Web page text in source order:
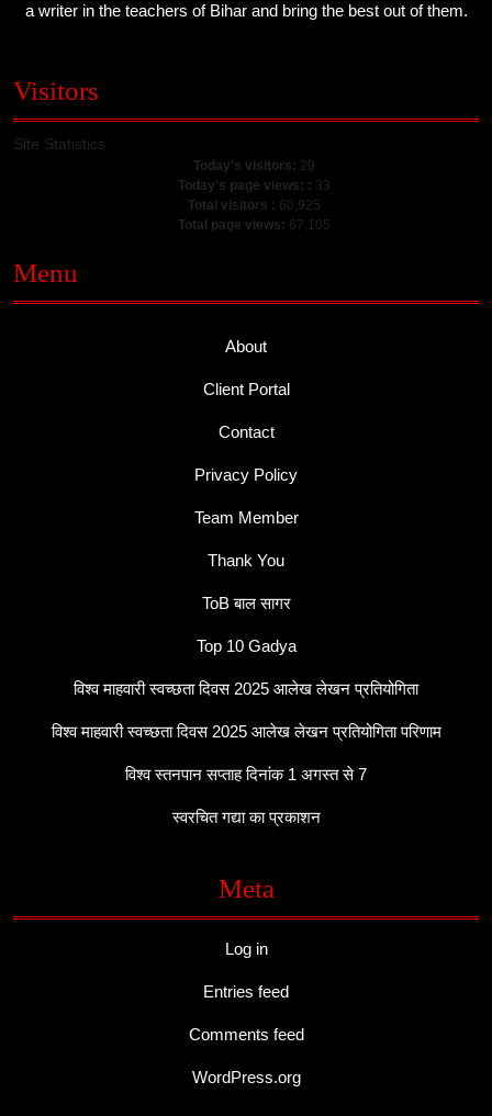
a writer in the teachers of Bihar and bring the best out of them.
Visitors
Site Statistics
Today's visitors: 29
Today's page views: : 33
Total visitors : 60,925
Total page views: 67,105
Menu
About
Client Portal
Contact
Privacy Policy
Team Member
Thank You
ToB बाल सागर
Top 10 Gadya
विश्व माहवारी स्वच्छता दिवस 2025 आलेख लेखन प्रतियोगिता
विश्व माहवारी स्वच्छता दिवस 2025 आलेख लेखन प्रतियोगिता परिणाम
विश्व स्तनपान सप्ताह दिनांक 1 अगस्त से 7
स्वरचित गद्या का प्रकाशन
Meta
Log in
Entries feed
Comments feed
WordPress.org